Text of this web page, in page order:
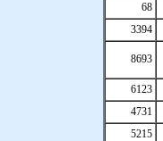
68
3394
8693
6123
4731
5215